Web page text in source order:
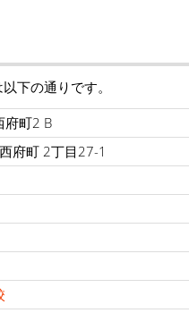
下の通りです。
府町2 B
府町 2丁目27-1